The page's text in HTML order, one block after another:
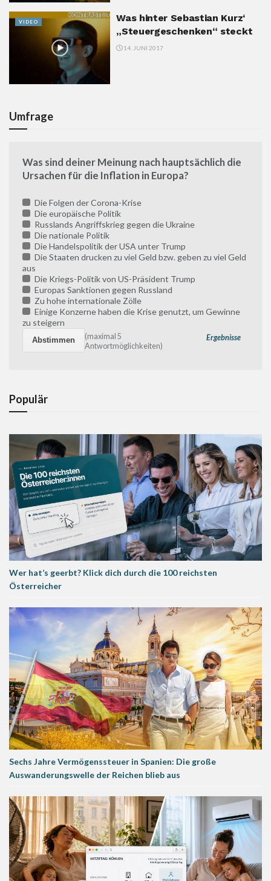
VIDEO
Was hinter Sebastian Kurz‘
„Steuergeschenken“ steckt
14. JUNI 2017
Umfrage
Was sind deiner Meinung nach hauptsächlich die
Ursachen für die Inflation in Europa?
Die Folgen der Corona-Krise
Die europäische Politik
Russlands Angriffskrieg gegen die Ukraine
Die nationale Politik
Die Handelspolitik der USA unter Trump
Die Staaten drucken zu viel Geld bzw. geben zu viel Geld
aus
Die Kriegs-Politik von US-Präsident Trump
Europas Sanktionen gegen Russland
Zu hohe internationale Zölle
Einige Konzerne haben die Krise genutzt, um Gewinne
zu steigern
Ergebnisse
(maximal 5
Antwortmöglichkeiten)
Populär
Wer hat’s geerbt? Klick dich durch die 100 reichsten
Österreicher
Sechs Jahre Vermögenssteuer in Spanien: Die große
Auswanderungswelle der Reichen blieb aus